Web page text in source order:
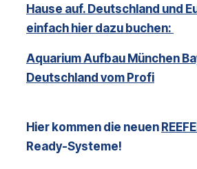
Hause auf. Deutschland und
einfach hier dazu buchen:
Aquarium Aufbau München
Deutschland vom Profi
Hier kommen die neuen
Ready-Systeme!